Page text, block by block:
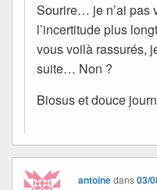
Sourire… je n’ai pas
l’incertitude plus
vous voilà rassurés,
suite… Non ?
Biosus et douce
antoinedans03/